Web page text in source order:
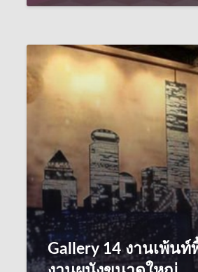
Gallery 14 งานเพ้นท์